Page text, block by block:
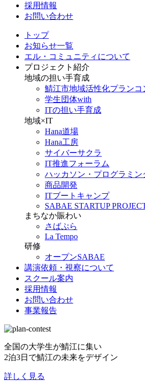
採用情報
お問い合わせ
トップ
お知らせ一覧
エル・コミュニティについて
プロジェクト紹介
地域の担い手育成
鯖江市地域活性化プランコ
学生団体with
ITの担い手育成
地域×IT
Hana道場
Hana工房
サイバーサクラ
IT推進フォーラム
ハッカソン・プログラミン
商品開発
ITブートキャンプ
SABAE STARTUP
まちなか賑わい
さばぷら
La Tempo
研修
オープンSABAE
講演依頼・視察について
スクール案内
採用情報
お問い合わせ
事業報告
全国の大学生が鯖江に集い
2泊3日で鯖江の未来をデザイン
詳しく見る